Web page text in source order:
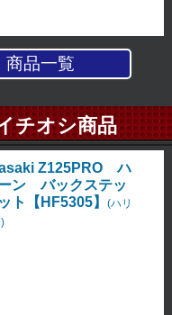
商品一覧
チオシ商品
Z125PRO ハ
ン バックステッ
ト【HF5305】
(ハリ